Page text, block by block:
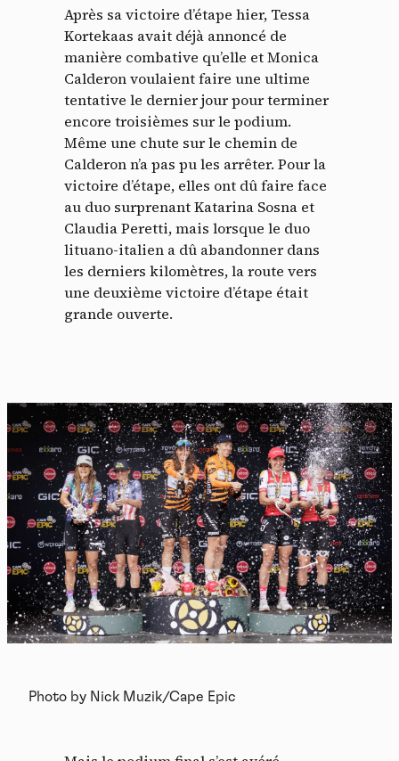
Après sa victoire d’étape hier, Tessa
Kortekaas avait déjà annoncé de
manière combative qu’elle et Monica
Calderon voulaient faire une ultime
tentative le dernier jour pour terminer
encore troisièmes sur le podium.
Même une chute sur le chemin de
Calderon n’a pas pu les arrêter. Pour la
victoire d’étape, elles ont dû faire face
au duo surprenant Katarina Sosna et
Claudia Peretti, mais lorsque le duo
lituano-italien a dû abandonner dans
les derniers kilomètres, la route vers
une deuxième victoire d’étape était
grande ouverte.
Photo by Nick Muzik/Cape Epic
cookies